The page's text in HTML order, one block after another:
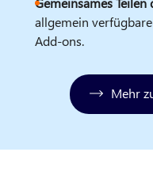
allgemein
Add-ons.
Mehr